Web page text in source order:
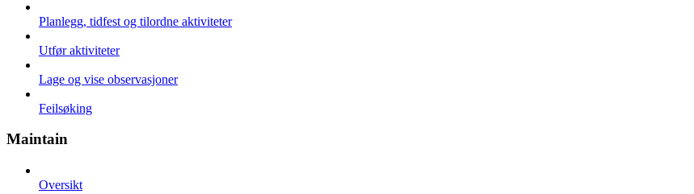
Planlegg, tidfest og tilordne aktiviteter
Utfør aktiviteter
Lage og vise observasjoner
Feilsøking
Maintain
Oversikt